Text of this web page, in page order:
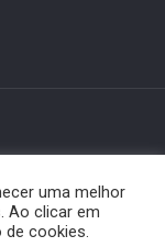
|
uma melhor
Ao clicar em
de cookies.